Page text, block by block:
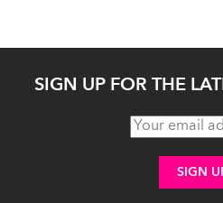
SIGN UP FOR THE